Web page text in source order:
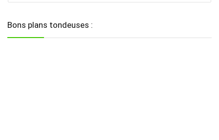
Bons plans tondeuses :